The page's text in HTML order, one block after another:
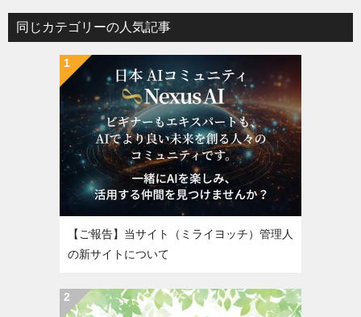
同じカテゴリーの人気記事
【ご報告】当サイト（ミライヨッチ）管理人
の新サイトについて